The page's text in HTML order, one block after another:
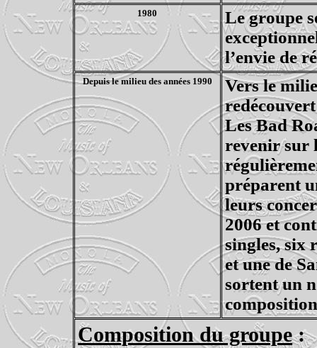
1980
Le groupe
l’envie de
Depuis le milieu des années 1990
Vers le
Les Bad
revenir sur
préparent
leurs
2006 et
singles, six
et une de
sortent un
Composition du groupe: